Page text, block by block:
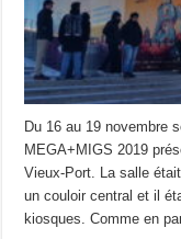
Du 16 au 19 novembre
MEGA+MIGS 2019
Vieux-Port. La salle
un couloir central et il
kiosques. Comme en